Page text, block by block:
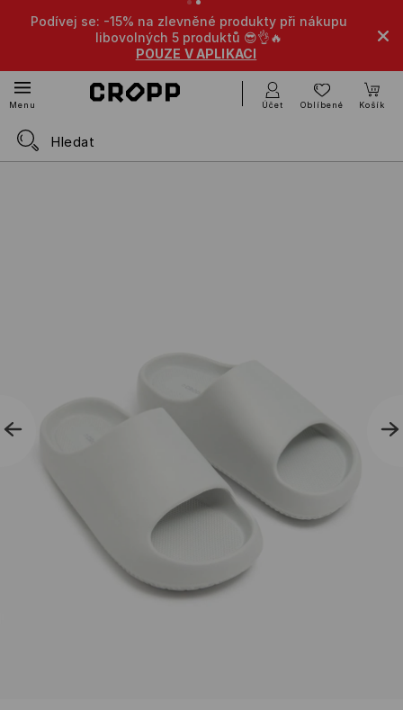
Podívej se: -15% na zlevněné produkty při nákupu
libovolných 5 produktů 😎👌🔥
POUZE V APLIKACI
Menu Účet Oblíbené Košík